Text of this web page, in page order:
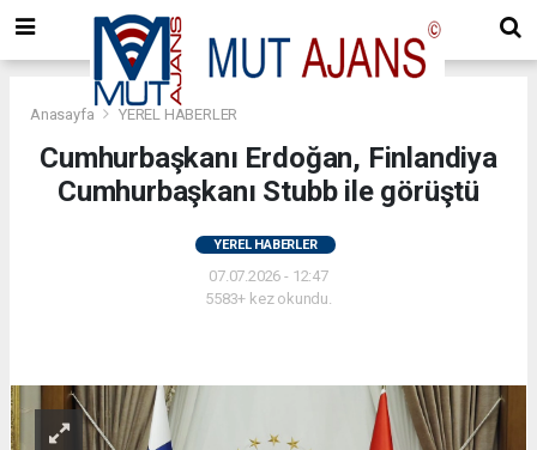
Anasayfa YEREL HABERLER
Cumhurbaşkanı Erdoğan, Finlandiya
Cumhurbaşkanı Stubb ile görüştü
YEREL HABERLER
07.07.2026 - 12:47
5583+ kez okundu.